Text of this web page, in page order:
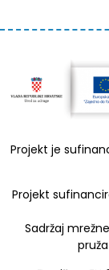
Projekt je
Projekt
Sadržaj